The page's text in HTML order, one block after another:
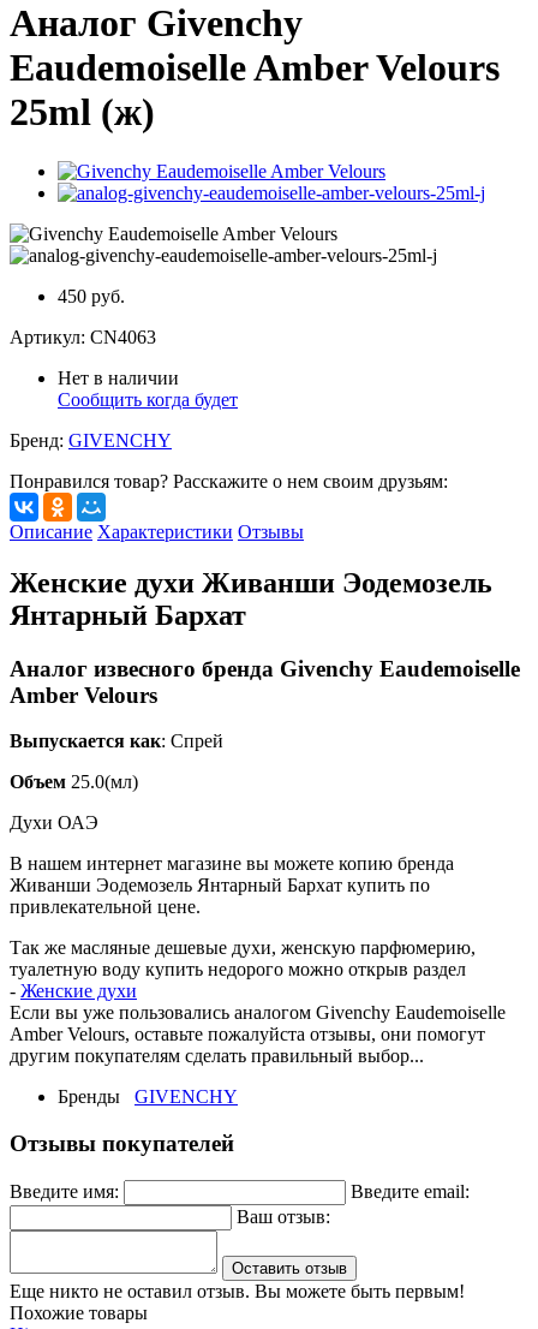
Аналог Givenchy
Eaudemoiselle Amber Velours
25ml (ж)
450 руб.
Артикул: CN4063
Нет в наличии
Сообщить когда будет
Бренд: GIVENCHY
Понравился товар? Расскажите о нем своим друзьям:
Описание Характеристики Отзывы
Женские духи Живанши Эодемозель
Янтарный Бархат
Аналог извесного бренда Givenchy Eaudemoiselle
Amber Velours
Выпускается как: Спрей
Объем 25.0(мл)
Духи ОАЭ
В нашем интернет магазине вы можете копию бренда
Живанши Эодемозель Янтарный Бархат купить по
привлекательной цене.
Так же масляные дешевые духи, женскую парфюмерию,
туалетную воду купить недорого можно открыв раздел
- Женские духи
Если вы уже пользовались аналогом Givenchy Eaudemoiselle
Amber Velours, оставьте пожалуйста отзывы, они помогут
другим покупателям сделать правильный выбор...
Бренды
GIVENCHY
Отзывы покупателей
Введите имя:
Введите email:
Ваш отзыв:
Оставить отзыв
Еще никто не оставил отзыв. Вы можете быть первым!
Похожие товары